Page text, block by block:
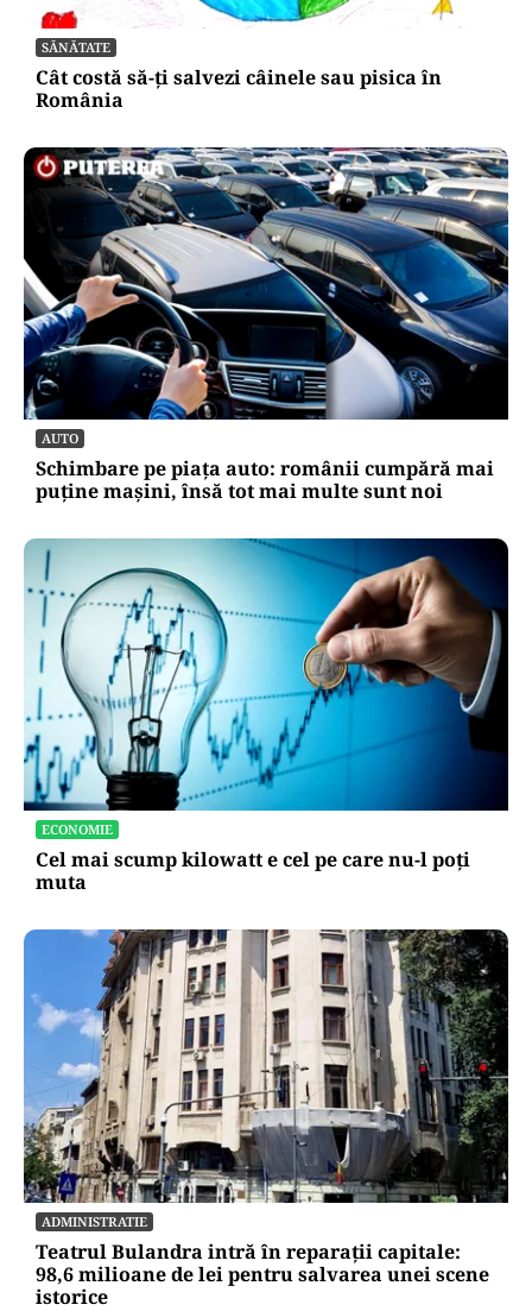
SĂNĂTATE
Cât costă să-ți salvezi câinele sau pisica în
România
AUTO
Schimbare pe piața auto: românii cumpără mai
puține mașini, însă tot mai multe sunt noi
ECONOMIE
Cel mai scump kilowatt e cel pe care nu-l poți
muta
ADMINISTRATIE
Teatrul Bulandra intră în reparații capitale:
98,6 milioane de lei pentru salvarea unei scene
istorice